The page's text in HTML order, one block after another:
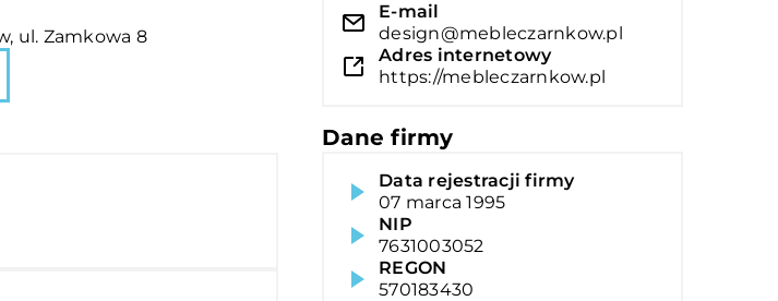
ul. Zamkowa 8
E-mail
design@mebleczarnkow.pl
Adres internetowy
https://mebleczarnkow.pl
Dane firmy
Data rejestracji firmy
07 marca 1995
NIP
7631003052
REGON
570183430